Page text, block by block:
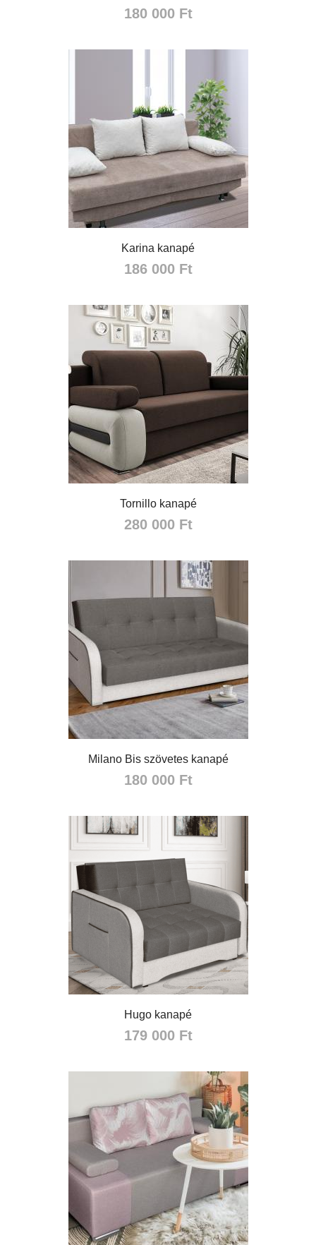
180 000 Ft
Karina kanapé
186 000 Ft
Tornillo kanapé
280 000 Ft
Milano Bis szövetes kanapé
180 000 Ft
Hugo kanapé
179 000 Ft